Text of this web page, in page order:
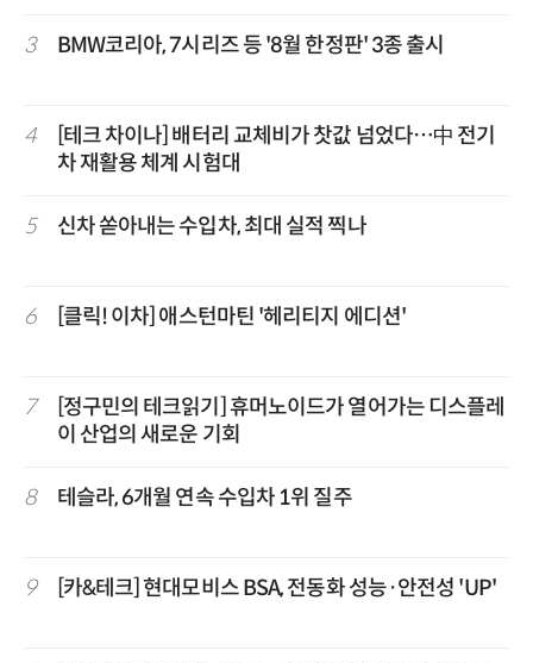
3 BMW코리아, 7시리즈 등 '8월 한정판' 3종 출시
4
[테크 차이나] 배터리 교체비가 찻값 넘었다…中 전기
차 재활용 체계 시험대
5 신차 쏟아내는 수입차, 최대 실적 찍나
6 [클릭! 이차] 애스턴마틴 '헤리티지 에디션'
7
[정구민의 테크읽기] 휴머노이드가 열어가는 디스플레
이 산업의 새로운 기회
8 테슬라, 6개월 연속 수입차 1위 질주
9 [카&테크] 현대모비스 BSA, 전동화 성능·안전성 'UP'